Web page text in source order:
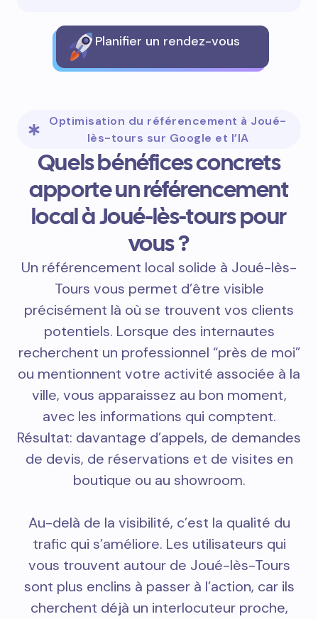
Planifier un rendez-vous
Optimisation du référencement à Joué-
lès-tours sur Google et l’IA
Quels bénéfices concrets
apporte un référencement
local à Joué-lès-tours pour
vous ?
Un référencement local solide à Joué-lès-
Tours vous permet d’être visible
précisément là où se trouvent vos clients
potentiels. Lorsque des internautes
recherchent un professionnel “près de moi”
ou mentionnent votre activité associée à la
ville, vous apparaissez au bon moment,
avec les informations qui comptent.
Résultat: davantage d’appels, de demandes
de devis, de réservations et de visites en
boutique ou au showroom.
Au-delà de la visibilité, c’est la qualité du
trafic qui s’améliore. Les utilisateurs qui
vous trouvent autour de Joué-lès-Tours
sont plus enclins à passer à l’action, car ils
cherchent déjà un interlocuteur proche,